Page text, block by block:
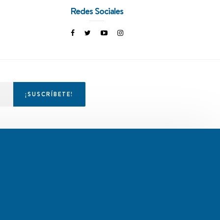
Redes Sociales